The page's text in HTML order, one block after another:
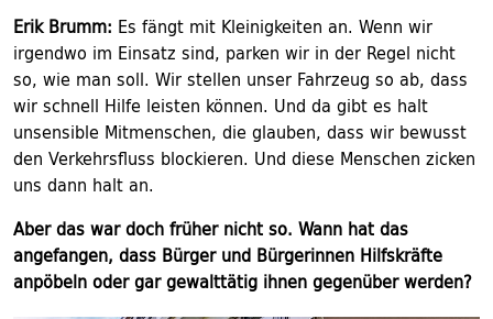
Erik Brumm: Es fängt mit Kleinigkeiten an. Wenn wir
irgendwo im Einsatz sind, parken wir in der Regel nicht
so, wie man soll. Wir stellen unser Fahrzeug so ab, dass
wir schnell Hilfe leisten können. Und da gibt es halt
unsensible Mitmenschen, die glauben, dass wir bewusst
den Verkehrsfluss blockieren. Und diese Menschen zicken
uns dann halt an.
Aber das war doch früher nicht so. Wann hat das
angefangen, dass Bürger und Bürgerinnen Hilfskräfte
anpöbeln oder gar gewalttätig ihnen gegenüber werden?